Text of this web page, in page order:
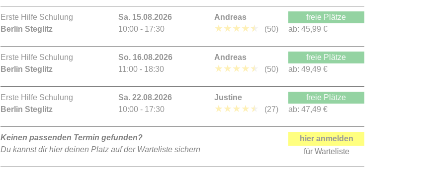
Erste Hilfe Schulung
Berlin Steglitz
Sa. 15.08.2026
10:00 - 17:30
Andreas
★★★★★ (50)
freie Plätze
ab: 45,99 €
Erste Hilfe Schulung
Berlin Steglitz
So. 16.08.2026
11:00 - 18:30
Andreas
★★★★★ (50)
freie Plätze
ab: 49,49 €
Erste Hilfe Schulung
Berlin Steglitz
Sa. 22.08.2026
10:00 - 17:30
Justine
★★★★★ (27)
freie Plätze
ab: 47,49 €
Keinen passenden Termin gefunden?
Du kannst dir hier deinen Platz auf der Warteliste sichern
hier anmelden
für Warteliste